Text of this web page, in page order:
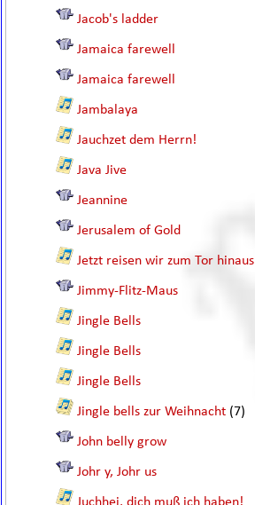
Jacob's ladder
Jamaica farewell
Jamaica farewell
Jambalaya
Jauchzet dem Herrn!
Java Jive
Jeannine
Jerusalem of Gold
Jetzt reisen wir zum Tor hinaus
Jimmy-Flitz-Maus
Jingle Bells
Jingle Bells
Jingle Bells
Jingle bells zur Weihnacht (7)
John belly grow
Johr y, Johr us